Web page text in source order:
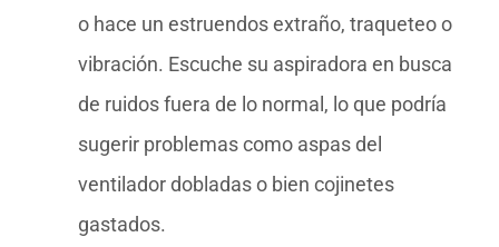
o hace un estruendos extraño, traqueteo o
vibración. Escuche su aspiradora en busca
de ruidos fuera de lo normal, lo que podría
sugerir problemas como aspas del
ventilador dobladas o bien cojinetes
gastados.